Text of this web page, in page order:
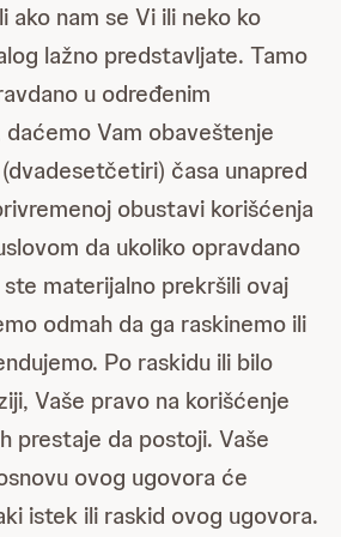
ako nam se Vi ili neko ko
lažno predstavljate. Tamo
u određenim
Vam obaveštenje
časa unapred
obustavi korišćenja
da ukoliko opravdano
materijalno prekršili ovaj
odmah da ga raskinemo ili
Po raskidu ili bilo
Vaše pravo na korišćenje
prestaje da postoji. Vaše
ovog ugovora će
istek ili raskid ovog ugovora.